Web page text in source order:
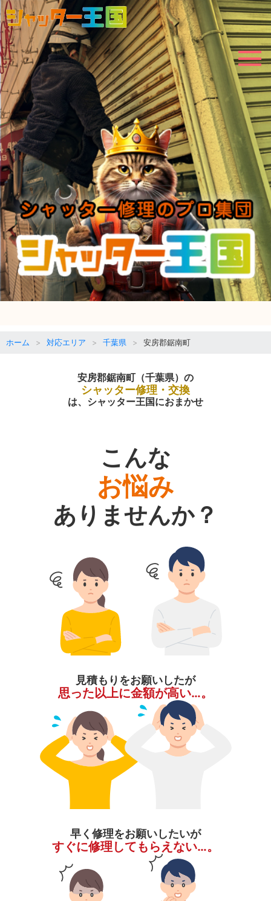
ホーム 対応エリア 千葉県 安房郡鋸南町
安房郡鋸南町（千葉県）の
シャッター修理・交換
は、シャッター王国におまかせ
こんな
お悩み
ありませんか？
見積もりをお願いしたが
思った以上に金額が高い…。
早く修理をお願いしたいが
すぐに修理してもらえない…。